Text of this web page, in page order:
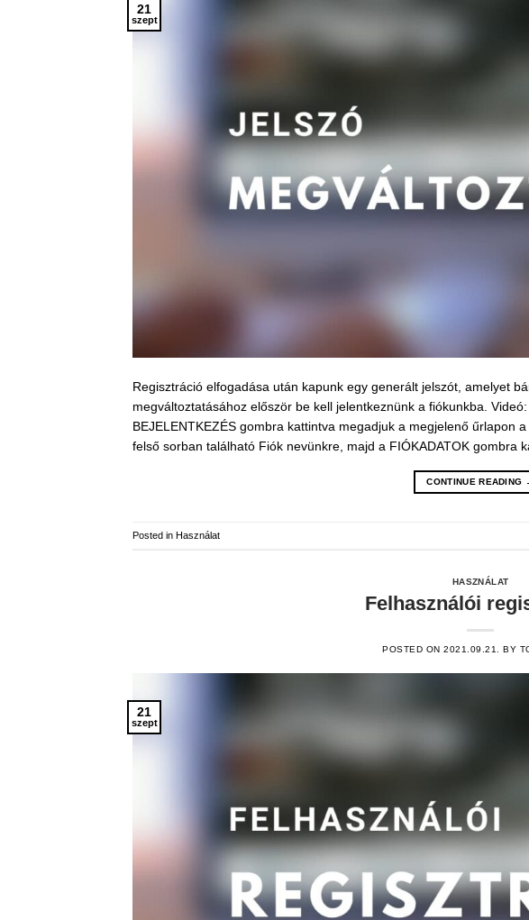
21
szept
Regisztráció elfogadása után kapunk egy generált jelszót, amelyet
megváltoztatásához először be kell jelentkeznünk a fiókunkba.
BEJELENTKEZÉS gombra kattintva megadjuk a megjelenő űrlapon
felső sorban található Fiók nevünkre, majd a FIÓKADATOK gombra
CONTINUE READING
Posted in Használat
HASZNÁLAT
Felhasználói
POSTED ON2021.09.21. BY
21
szept